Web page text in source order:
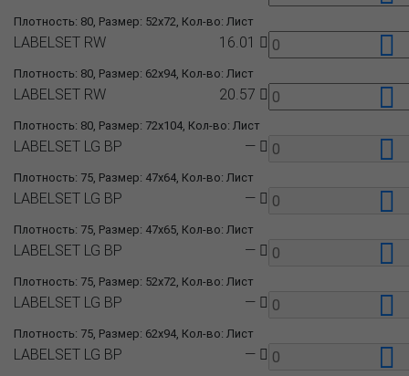
Плотность: 80, Размер: 52x72, Кол-во: Лист
Плотность: 80, Размер: 62x94, Кол-во: Лист
LABELSET RW 16.01
Плотность: 80, Размер: 72x104, Кол-во: Лист
LABELSET RW 20.57
Плотность: 75, Размер: 47x64, Кол-во: Лист
LABELSET LG BP —
Плотность: 75, Размер: 47x65, Кол-во: Лист
LABELSET LG BP —
Плотность: 75, Размер: 52x72, Кол-во: Лист
LABELSET LG BP —
Плотность: 75, Размер: 62x94, Кол-во: Лист
LABELSET LG BP —
LABELSET LG BP —